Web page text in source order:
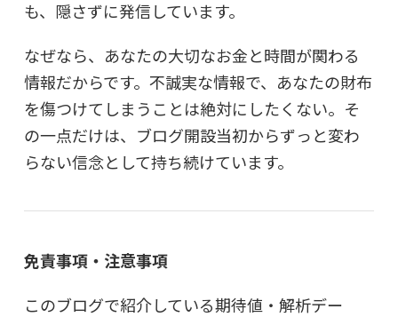
も、隠さずに発信しています。
なぜなら、あなたの大切なお金と時間が関わる
情報だからです。不誠実な情報で、あなたの財布
を傷つけてしまうことは絶対にしたくない。そ
の一点だけは、ブログ開設当初からずっと変わ
らない信念として持ち続けています。
免責事項・注意事項
このブログで紹介している期待値・解析デー